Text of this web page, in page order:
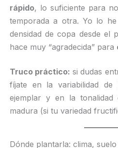
rápido, lo suficiente para
temporada a otra. Yo lo
densidad de copa desde el
hace muy “agradecida” para
Truco práctico: si dudas
fíjate en la variabilidad
ejemplar y en la
madura (si tu variedad
Dónde plantarla: clima,